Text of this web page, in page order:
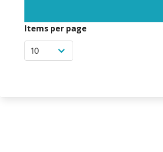
Items per page